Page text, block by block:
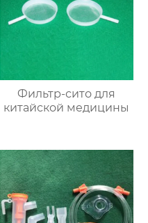
Фильтр-сито для
китайской медицины